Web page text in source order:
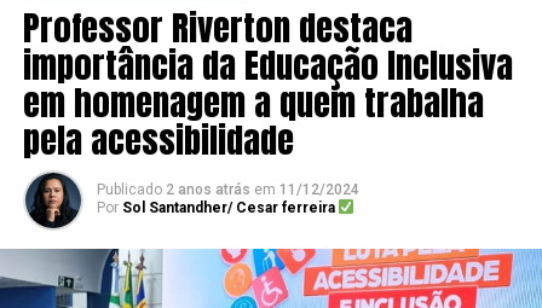
Professor Riverton destaca
importância da Educação Inclusiva
em homenagem a quem trabalha
pela acessibilidade
Publicado 2 anos atrás em 11/12/2024
Por Sol Santandher/ Cesar ferreira